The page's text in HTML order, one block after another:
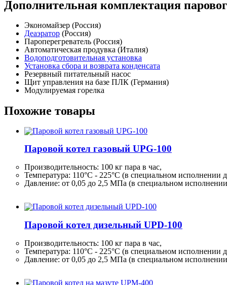
Дополнительная комплектация
Экономайзер (Россия)
Деаэратор (Россия)
Пароперегреватель (Россия)
Автоматическая продувка (Италия)
Водоподготовительная установка
Установка сбора и возврата конденсата
Резервный питательный насос
Щит управления на базе ПЛК (Германия)
Модулируемая горелка
Похожие товары
Паровой котел газовый UPG-100
Производительность: 100 кг пара в час,
Температура: 110°C - 225°C (в специальном исполнении
Давление: от 0,05 до 2,5 МПа (в специальном
Паровой котел дизельный UPD-100
Производительность: 100 кг пара в час,
Температура: 110°C - 225°C (в специальном исполнении
Давление: от 0,05 до 2,5 МПа (в специальном